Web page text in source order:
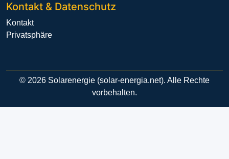
Kontakt & Datenschutz
Kontakt
Privatsphäre
© 2026 Solarenergie (solar-energia.net). Alle Rechte
vorbehalten.